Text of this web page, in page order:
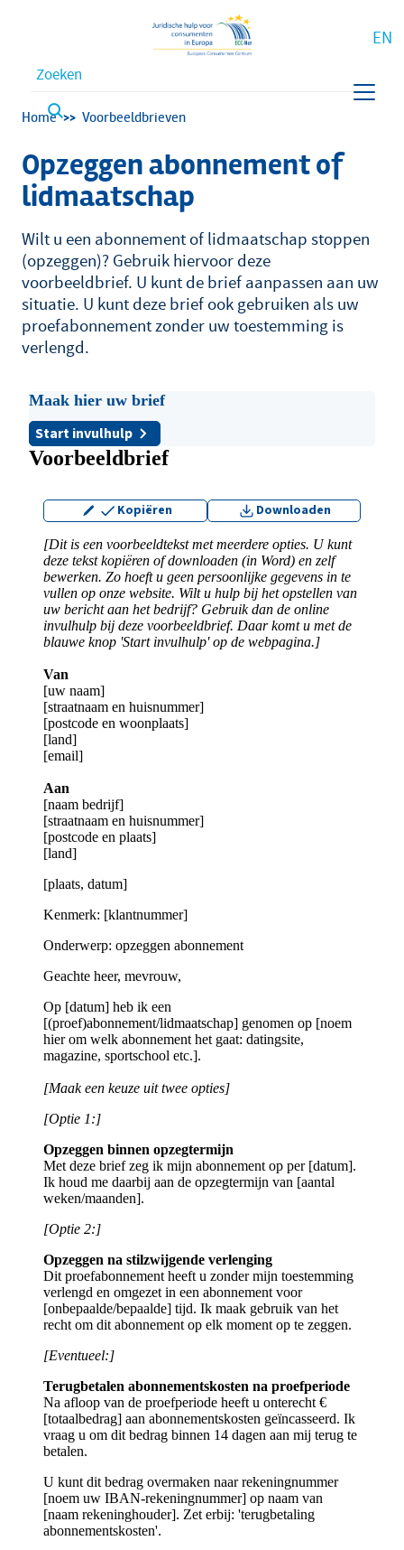
Waar bent u naar op zoek?
EN
Kruimelpad
Home Voorbeeldbrieven
Opzeggen abonnement of
lidmaatschap
Wilt u een abonnement of lidmaatschap stoppen
(opzeggen)? Gebruik hiervoor deze
voorbeeldbrief. U kunt de brief aanpassen aan uw
situatie. U kunt deze brief ook gebruiken als uw
proefabonnement zonder uw toestemming is
verlengd.